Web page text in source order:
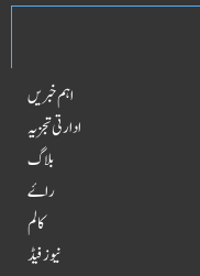
اہم خبریں
ادارتی تجزیہ
بلاگ
راۓ
کالم
نیوز فیڈ